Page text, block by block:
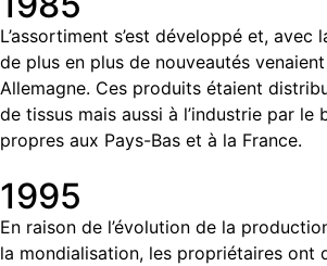
L’assortiment s’est développé et, avec
de plus en plus de nouveautés venaient
Allemagne. Ces produits étaient
de tissus mais aussi à l’industrie par le
propres aux Pays-Bas et à la France.
1995
En raison de l’évolution de la
la mondialisation, les propriétaires ont